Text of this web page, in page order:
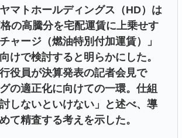
マトホールディングス（HD）は
の高騰分を宅配運賃に上乗せす
ャージ（燃油特別付加運賃）」
けで検討すると明らかにした。
役員が決算発表の記者会見で
の適正化に向けての一環。仕組
しないといけない」と述べ、導
て精査する考えを示した。